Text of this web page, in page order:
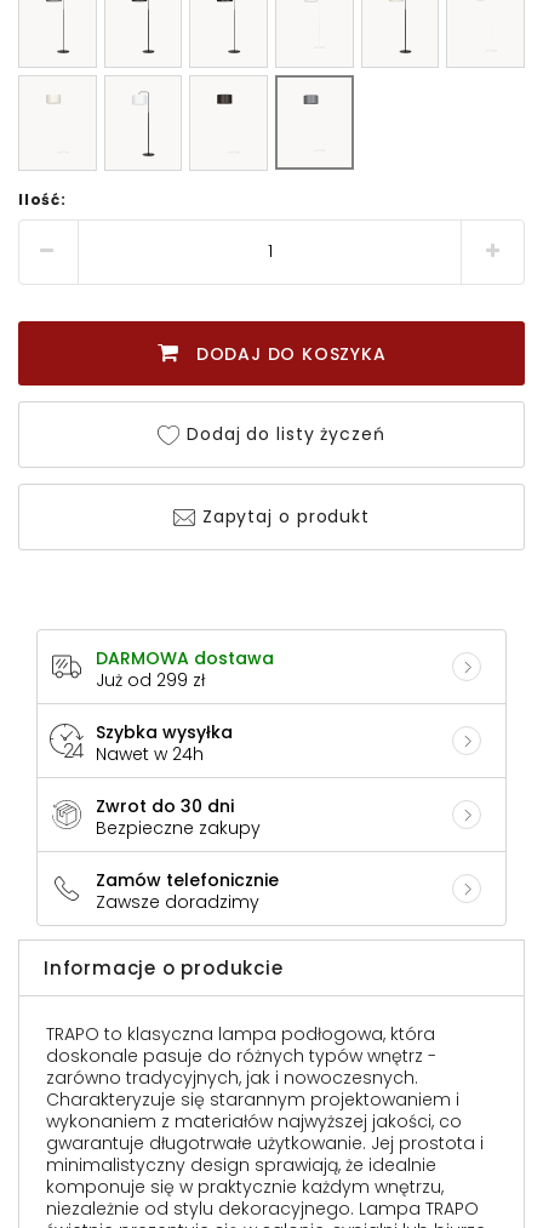
Ilość:
DODAJ DO KOSZYKA
Dodaj do listy życzeń
Zapytaj o produkt
DARMOWA dostawa
Już od 299 zł
Szybka wysyłka
Nawet w 24h
Zwrot do 30 dni
Bezpieczne zakupy
Zamów telefonicznie
Zawsze doradzimy
Informacje o produkcie
TRAPO to klasyczna lampa podłogowa, która
doskonale pasuje do różnych typów wnętrz -
zarówno tradycyjnych, jak i nowoczesnych.
Charakteryzuje się starannym projektowaniem i
wykonaniem z materiałów najwyższej jakości, co
gwarantuje długotrwałe użytkowanie. Jej prostota i
minimalistyczny design sprawiają, że idealnie
komponuje się w praktycznie każdym wnętrzu,
niezależnie od stylu dekoracyjnego. Lampa TRAPO